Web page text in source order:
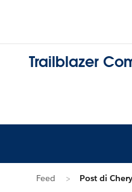
Trailblazer
Feed Post di